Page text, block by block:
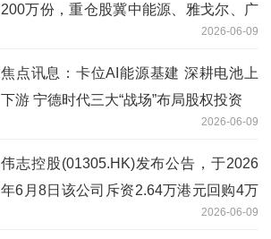
200万份，重仓股冀中能源、雅戈尔、广
2026-06-09
焦点讯息：卡位AI能源基建 深耕电池上
下游 宁德时代三大“战场”布局股权投资
2026-06-09
伟志控股(01305.HK)发布公告，于2026
年6月8日该公司斥资2.64万港元回购4万
2026-06-09